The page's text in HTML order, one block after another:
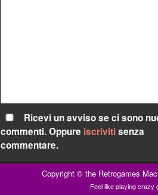
Ricevi un avviso se ci sono
commenti. Oppure iscrivitisenza
commentare.
Copyright ©the Retrogames
Feel like playing